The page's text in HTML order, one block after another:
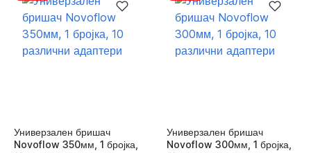
Универзален бришач
Novoflow 350мм, 1 бројка,
Универзален бришач
Novoflow 300мм, 1 бројка,